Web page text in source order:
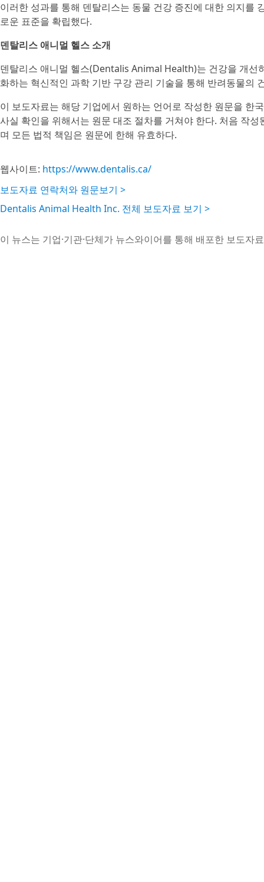
이러한 성과를 통해 덴탈리스는 동물 건강 증진에 대한 의지를
로운 표준을 확립했다.
덴탈리스 애니멀 헬스 소개
덴탈리스 애니멀 헬스(Dentalis Animal Health)는 건강을 개선
화하는 혁신적인 과학 기반 구강 관리 기술을 통해 반려동물의
이 보도자료는 해당 기업에서 원하는 언어로 작성한 원문을 한
사실 확인을 위해서는 원문 대조 절차를 거쳐야 한다. 처음 작
며 모든 법적 책임은 원문에 한해 유효하다.
웹사이트: https://www.dentalis.ca/
보도자료 연락처와 원문보기 >
Dentalis Animal Health Inc. 전체 보도자료 보기 >
이 뉴스는 기업·기관·단체가 뉴스와이어를 통해 배포한 보도자